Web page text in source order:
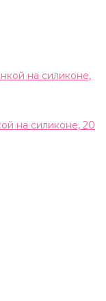
на силиконе, 20